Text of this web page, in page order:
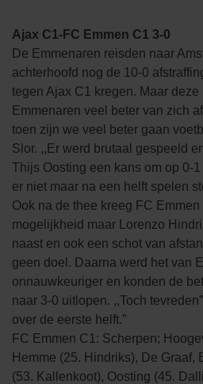
Ajax C1-FC Emmen C1 3-0
De Emmenaren reisden naar
achterhoofd nog de 10-0
tegen Ajax C1 kregen. Maar deze
Emmenaren veel beter van zich
toen zijn we veel beter gaan
Slor. ,,Er werd brutaal gespeeld
Thijs Oosting een kans om op 0-
er niet maar na een helft spelen
Ook na de thee kreeg FC
mogelijkheid maar Lorenzo
naast en ook een schot van
geen doel. Daarna werd het van
onnauwkeuriger en konden de
naar 3-0 uitlopen. ,,Toch
over de eerste helft.”
FC Emmen C1: Scherpen;
Hemme (25. Hindriks), De Graaf,
(53. Kallenkoot), Oosting (45.